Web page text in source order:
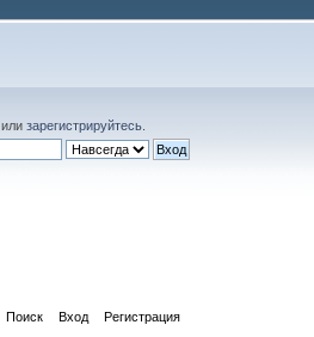
или зарегистрируйтесь
Поиск Вход Регистрация